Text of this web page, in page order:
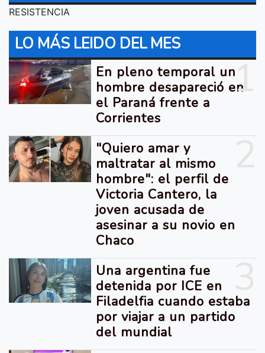
RESISTENCIA
LO MÁS LEIDO DEL MES
1
En pleno temporal un
hombre desapareció en
el Paraná frente a
Corrientes
"Quiero amar y
maltratar al mismo
hombre": el perfil de
Victoria Cantero, la
joven acusada de
asesinar a su novio en
Chaco
Una argentina fue
detenida por ICE en
Filadelfia cuando estaba
por viajar a un partido
del mundial